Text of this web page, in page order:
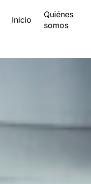
Inicio
Quiénes
somos